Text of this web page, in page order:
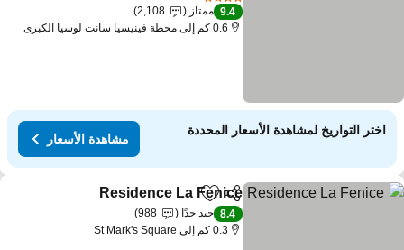
9.4 ممتاز
2,108
0.6 كم إلى محطة فينيسيا سانت لوسيا الكبرى
اختر التواريخ لمشاهدة الأسعار المحددة
مشاهدة الأسعار
مشاركةAdd to favorites
Residence La Fenice
8.4 جيد جدًا
988
0.3 كم إلى St Mark's Square